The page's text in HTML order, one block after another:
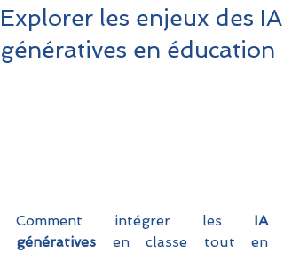
Explorer les enjeux des IA
génératives en éducation
Comment intégrer les IA
génératives en classe tout en